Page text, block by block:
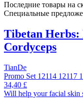
Последние товары на
Специальные
Tibetan
Cordyceps
TianDe
Promo Set 12114 12117
34,40 £
Will help your facial skin